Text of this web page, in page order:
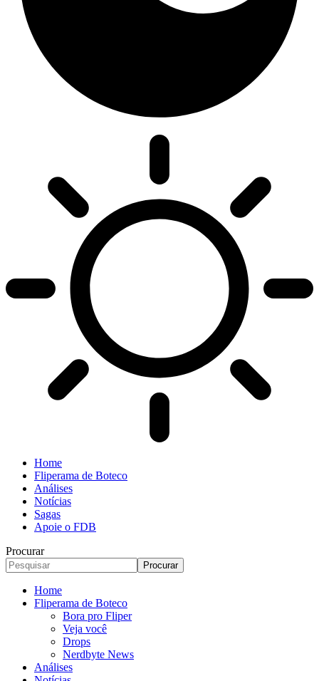
Home
Fliperama de Boteco
Análises
Notícias
Sagas
Apoie o FDB
Procurar
Home
Fliperama de Boteco
Bora pro Fliper
Veja você
Drops
Nerdbyte News
Análises